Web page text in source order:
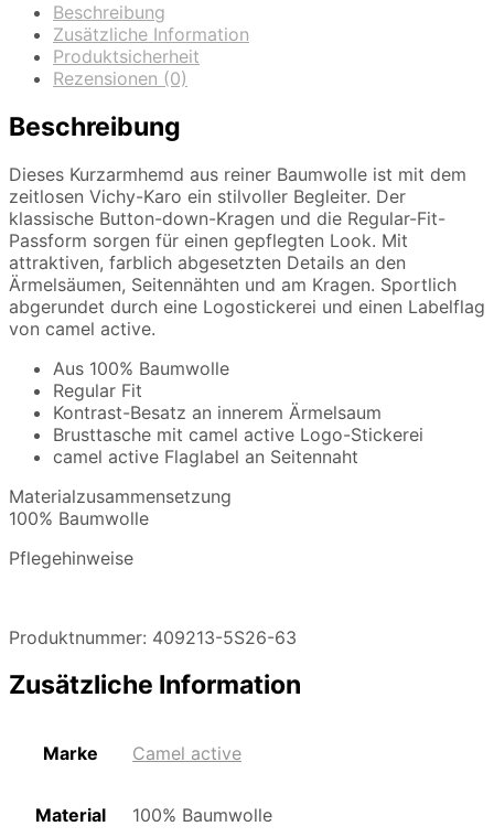
Beschreibung
Zusätzliche Information
Produktsicherheit
Rezensionen (0)
Beschreibung
Dieses Kurzarmhemd aus reiner Baumwolle ist mit dem
zeitlosen Vichy-Karo ein stilvoller Begleiter. Der
klassische Button-down-Kragen und die Regular-Fit-
Passform sorgen für einen gepflegten Look. Mit
attraktiven, farblich abgesetzten Details an den
Ärmelsäumen, Seitennähten und am Kragen. Sportlich
abgerundet durch eine Logostickerei und einen Labelflag
von camel active.
Aus 100% Baumwolle
Regular Fit
Kontrast-Besatz an innerem Ärmelsaum
Brusttasche mit camel active Logo-Stickerei
camel active Flaglabel an Seitennaht
Materialzusammensetzung
100% Baumwolle
Pflegehinweise
Produktnummer: 409213-5S26-63
Zusätzliche Information
Marke Camel active
Material 100% Baumwolle